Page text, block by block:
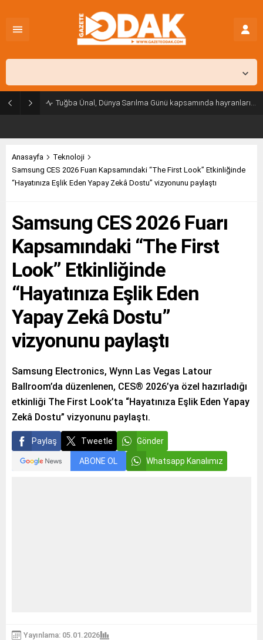
Tuğba Ünal, Dünya Sarılma Günü kapsamında hayranlarıyla buluştu
Anasayfa
Teknoloji
Samsung CES 2026 Fuarı Kapsamındaki “The First Look” Etkinliğinde
“Hayatınıza Eşlik Eden Yapay Zekâ Dostu” vizyonunu paylaştı
Samsung CES 2026 Fuarı
Kapsamındaki “The First
Look” Etkinliğinde
“Hayatınıza Eşlik Eden
Yapay Zekâ Dostu”
vizyonunu paylaştı
Samsung Electronics, Wynn Las Vegas Latour
Ballroom’da düzenlenen, CES® 2026’ya özel hazırladığı
etkinliği The First Look’ta “Hayatınıza Eşlik Eden Yapay
Zekâ Dostu” vizyonunu paylaştı.
Paylaş Tweetle Gönder
ABONE OL Whatsapp Kanalımız
Yayınlama: 05.01.2026